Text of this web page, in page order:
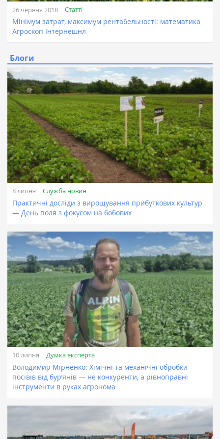
26 червня 2018 Статті
Мінімум затрат, максимум рентабельності: математика
Агроскоп Інтернешнл
Блоги
8 липня Служба новин
Практичні досліди з вирощування прибуткових культур
— День поля з фокусом на бобових
10 липня Думка експерта
Володимир Мірненко: Хімічні та механічні обробки
посівів від бур’янів — не конкуренти, а рівноправні
інструменти в руках агронома